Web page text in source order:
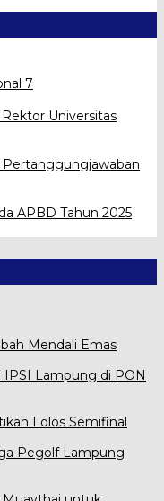
7
Universitas
Pertanggungjawaban
APBD Tahun 2025
Mendali Emas
IPSI Lampung di PON
Lolos Semifinal
Pegolf Lampung